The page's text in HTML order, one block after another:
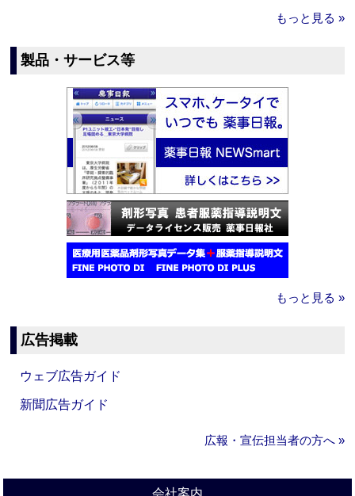
もっと見る »
製品・サービス等
もっと見る »
広告掲載
ウェブ広告ガイド
新聞広告ガイド
広報・宣伝担当者の方へ »